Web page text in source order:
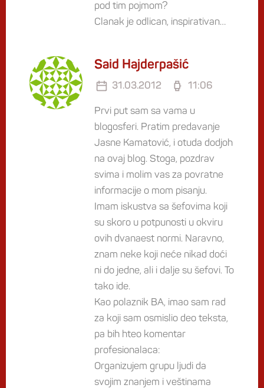
pod tim pojmom?
Clanak je odlican, inspirativan…
Said Hajderpašić
31.03.2012 11:06
Prvi put sam sa vama u
blogosferi. Pratim predavanje
Jasne Kamatović, i otuda dodjoh
na ovaj blog. Stoga, pozdrav
svima i molim vas za povratne
informacije o mom pisanju.
Imam iskustva sa šefovima koji
su skoro u potpunosti u okviru
ovih dvanaest normi. Naravno,
znam neke koji neće nikad doći
ni do jedne, ali i dalje su šefovi. To
tako ide.
Kao polaznik BA, imao sam rad
za koji sam osmislio deo teksta,
pa bih hteo komentar
profesionalaca:
Organizujem grupu ljudi da
svojim znanjem i veštinama